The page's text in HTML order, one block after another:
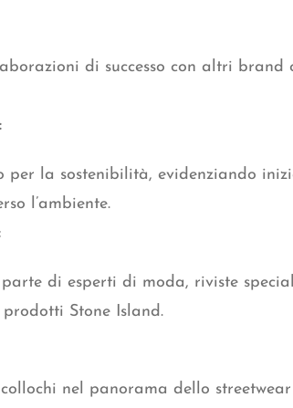
di successo con altri
la sostenibilità, evidenziando
l’ambiente.
di esperti di moda, riviste
Stone Island.
nel panorama dello